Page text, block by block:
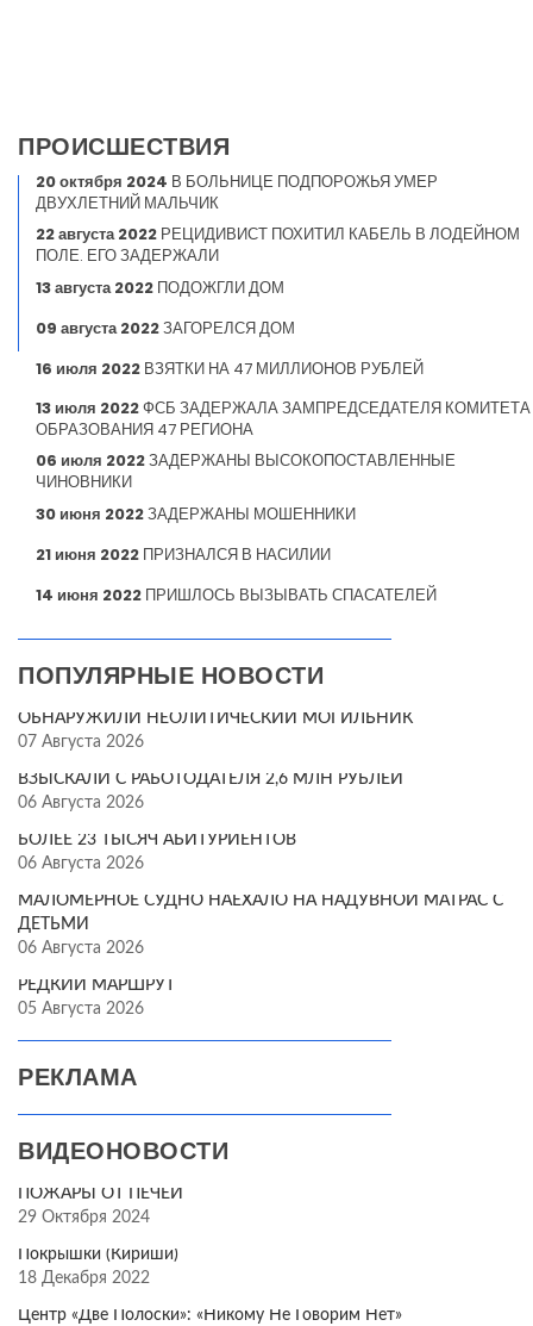
ПРОИСШЕСТВИЯ
20 октября 2024 В БОЛЬНИЦЕ ПОДПОРОЖЬЯ УМЕР
ДВУХЛЕТНИЙ МАЛЬЧИК
22 августа 2022 РЕЦИДИВИСТ ПОХИТИЛ КАБЕЛЬ В ЛОДЕЙНОМ
ПОЛЕ. ЕГО ЗАДЕРЖАЛИ
13 августа 2022 ПОДОЖГЛИ ДОМ
09 августа 2022ЗАГОРЕЛСЯ ДОМ
16 июля 2022 ВЗЯТКИ НА 47 МИЛЛИОНОВ РУБЛЕЙ
13 июля 2022ФСБ ЗАДЕРЖАЛА ЗАМПРЕДСЕДАТЕЛЯ КОМИТЕТА
ОБРАЗОВАНИЯ 47 РЕГИОНА
06 июля 2022ЗАДЕРЖАНЫ ВЫСОКОПОСТАВЛЕННЫЕ
ЧИНОВНИКИ
30 июня 2022ЗАДЕРЖАНЫ МОШЕННИКИ
21 июня 2022 ПРИЗНАЛСЯ В НАСИЛИИ
14 июня 2022 ПРИШЛОСЬ ВЫЗЫВАТЬ СПАСАТЕЛЕЙ
ПОПУЛЯРНЫЕ НОВОСТИ
ОБНАРУЖИЛИ НЕОЛИТИЧЕСКИЙ МОГИЛЬНИК
07 Августа 2026
ВЗЫСКАЛИ С РАБОТОДАТЕЛЯ 2,6 МЛН РУБЛЕЙ
06 Августа 2026
БОЛЕЕ 23 ТЫСЯЧ АБИТУРИЕНТОВ
06 Августа 2026
МАЛОМЕРНОЕ СУДНО НАЕХАЛО НА НАДУВНОЙ МАТРАС С
ДЕТЬМИ
06 Августа 2026
РЕДКИЙ МАРШРУТ
05 Августа 2026
РЕКЛАМА
ВИДЕОНОВОСТИ
ПОЖАРЫ ОТ ПЕЧЕЙ
29 Октября 2024
Покрышки (Кириши)
18 Декабря 2022
Центр «Две Полоски»: «Никому Не Говорим Нет»